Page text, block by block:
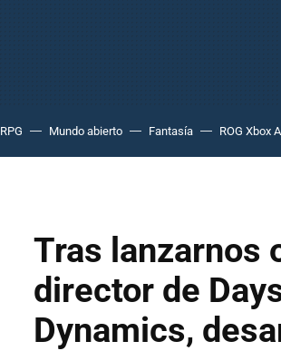
RPG Mundo abierto Fantasía ROG Xbox
Tras lanzarnos
director de
Dynamics,